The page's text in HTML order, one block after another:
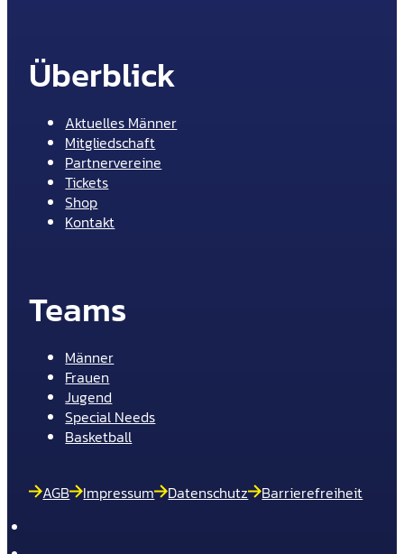
Überblick
Aktuelles Männer
Mitgliedschaft
Partnervereine
Tickets
Shop
Kontakt
Teams
Männer
Frauen
Jugend
Special Needs
Basketball
AGB Impressum Datenschutz Barrierefreiheit